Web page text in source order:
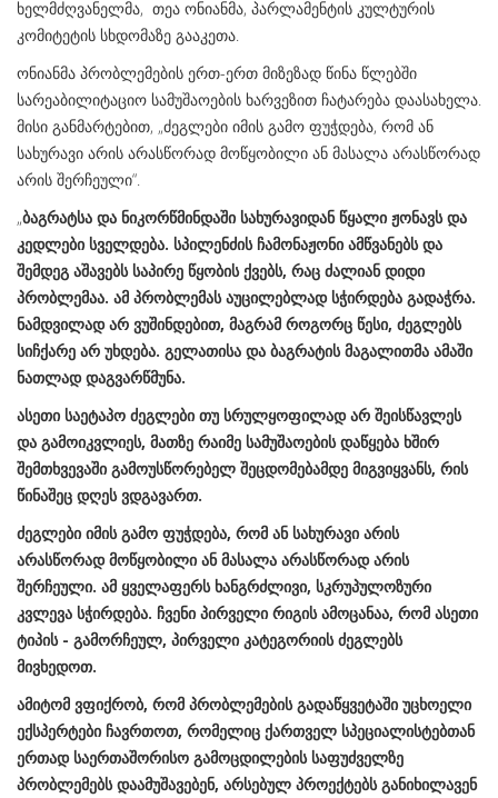
ხელმძღვანელმა, თეა ონიანმა, პარლამენტის კულტურის
კომიტეტის სხდომაზე გააკეთა.
ონიანმა პრობლემების ერთ-ერთ მიზეზად წინა წლებში
სარეაბილიტაციო სამუშაოების ხარვეზით ჩატარება დაასახელა.
მისი განმარტებით, „ძეგლები იმის გამო ფუჭდება, რომ ან
სახურავი არის არასწორად მოწყობილი ან მასალა არასწორად
არის შერჩეული“.
„ბაგრატსა და ნიკორწმინდაში სახურავიდან წყალი ჟონავს და
კედლები სველდება. სპილენძის ჩამონაჟონი ამწვანებს და
შემდეგ აშავებს საპირე წყობის ქვებს, რაც ძალიან დიდი
პრობლემაა. ამ პრობლემას აუცილებლად სჭირდება გადაჭრა.
ნამდვილად არ ვუშინდებით, მაგრამ როგორც წესი, ძეგლებს
სიჩქარე არ უხდება. გელათისა და ბაგრატის მაგალითმა ამაში
ნათლად დაგვარწმუნა.
ასეთი საეტაპო ძეგლები თუ სრულყოფილად არ შეისწავლეს
და გამოიკვლიეს, მათზე რაიმე სამუშაოების დაწყება ხშირ
შემთხვევაში გამოუსწორებელ შეცდომებამდე მიგვიყვანს, რის
წინაშეც დღეს ვდგავართ.
ძეგლები იმის გამო ფუჭდება, რომ ან სახურავი არის
არასწორად მოწყობილი ან მასალა არასწორად არის
შერჩეული. ამ ყველაფერს ხანგრძლივი, სკრუპულოზური
კვლევა სჭირდება. ჩვენი პირველი რიგის ამოცანაა, რომ ასეთი
ტიპის - გამორჩეულ, პირველი კატეგორიის ძეგლებს
მივხედოთ.
ამიტომ ვფიქრობ, რომ პრობლემების გადაწყვეტაში უცხოელი
ექსპერტები ჩავრთოთ, რომელიც ქართველ სპეციალისტებთან
ერთად საერთაშორისო გამოცდილების საფუძველზე
პრობლემებს დაამუშავებენ, არსებულ პროექტებს განიხილავენ